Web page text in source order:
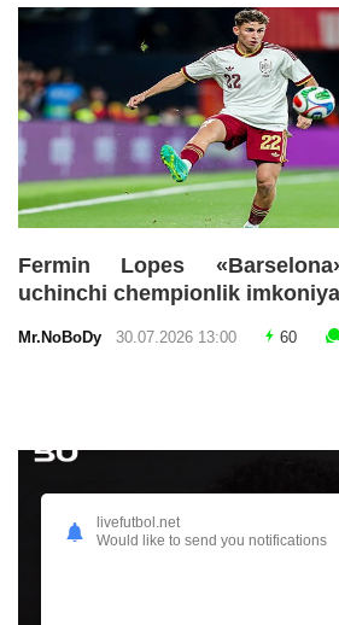
Fermin Lopes
uchinchi chempionlik
Mr.NoBoDy 30.07.2026 13:00 60
livefutbol.net
Would like to send you notifications